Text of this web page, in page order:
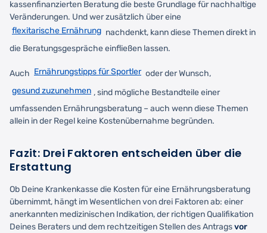
kassenfinanzierten Beratung die beste Grundlage für nachhaltige
Veränderungen. Und wer zusätzlich über eine
flexitarische Ernährung nachdenkt, kann diese Themen direkt in
die Beratungsgespräche einfließen lassen.
Auch Ernährungstipps für Sportler oder der Wunsch,
gesund zuzunehmen , sind mögliche Bestandteile einer
umfassenden Ernährungsberatung – auch wenn diese Themen
allein in der Regel keine Kostenübernahme begründen.
Fazit: Drei Faktoren entscheiden über die
Erstattung
Ob Deine Krankenkasse die Kosten für eine Ernährungsberatung
übernimmt, hängt im Wesentlichen von drei Faktoren ab: einer
anerkannten medizinischen Indikation, der richtigen Qualifikation
Deines Beraters und dem rechtzeitigen Stellen des Antragsvor